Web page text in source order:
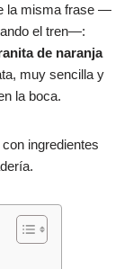
la misma frase —
el tren—:
de naranja
muy sencilla y
la boca.
con ingredientes